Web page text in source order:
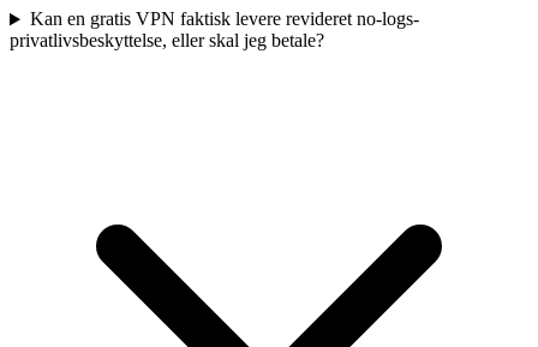
Kan en gratis VPN faktisk levere revideret no-logs-
privatlivsbeskyttelse, eller skal jeg betale?